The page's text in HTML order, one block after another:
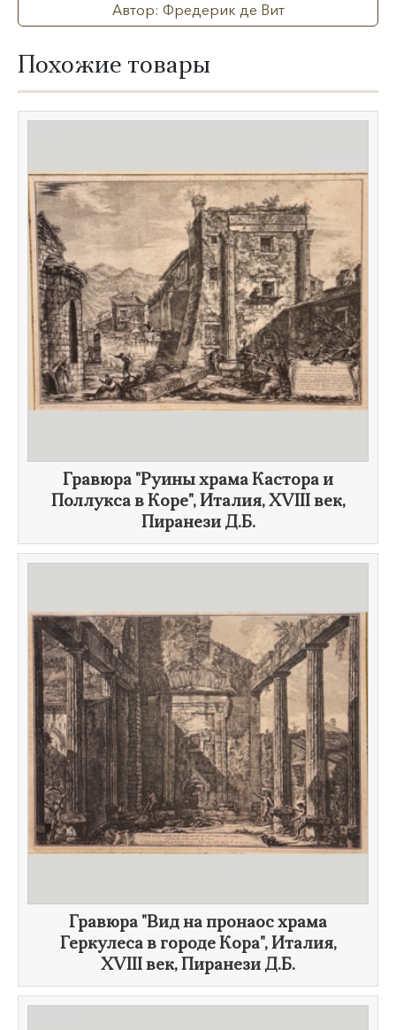
Автор: Фредерик де Вит
Похожие товары
Гравюра "Руины храма Кастора и
Поллукса в Коре", Италия, XVIII век,
Пиранези Д.Б.
Гравюра "Вид на пронаос храма
Геркулеса в городе Кора", Италия,
XVIII век, ​Пиранези Д.Б.